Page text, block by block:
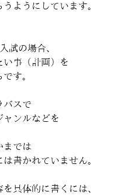
ようにしています。
試の場合、
い事（計画）を
す。
バスで
ャンルなどを
までは
書かれていません。
具体的に書くには、